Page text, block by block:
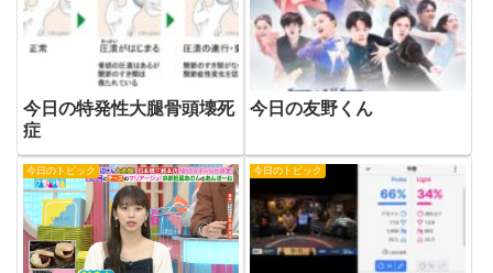
今日の特発性大腿骨頭壊死
症
今日の友野くん
今日のトピック 今日のトピック